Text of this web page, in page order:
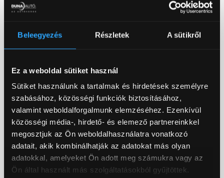
Beleegyezés Részletek A sütikről
Ez a weboldal sütiket használ
Sütiket használunk a tartalmak és hirdetések személyre
szabásához, közösségi funkciók biztosításához,
valamint weboldalforgalmunk elemzéséhez. Ezenkívül
közösségi média-, hirdető- és elemező partnereinkkel
megosztjuk az Ön weboldalhasználatra vonatkozó
adatait, akik kombinálhatják az adatokat más olyan
adatokkal, amelyeket Ön adott meg számukra vagy az
Ön által használt más szolgáltatásokból gyűjtöttek.
Amennyiben gépjárműve 3 évnél idősebb,
választhatja a Stellantis autógyártó konszern
Eurorepar alkatrészmárkáját, melyet kifejezetten a 3
évnél idősebb gépjárművekhez fejlesztettek és
terveztek a gyár mérnökei. Az Eurorepar márka
kiváló ár-érték arányú termékeket kínál. Az
Eurorepar márkára jelen akciónk nem vonatkozik, de
akció nélküli árai is nagyon kedvezők. Érdeklődjön